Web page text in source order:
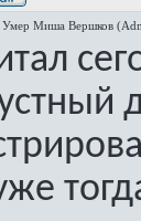
Умер Миша Вершков